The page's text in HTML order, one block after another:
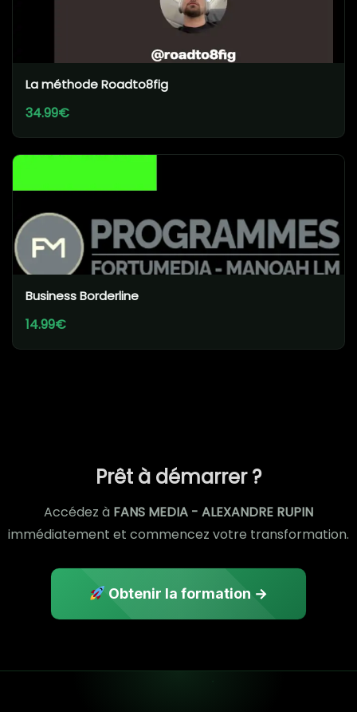
La méthode Roadto8fig
34.99€
Business Borderline
14.99€
Prêt à démarrer ?
Accédez à FANS MEDIA - ALEXANDRE RUPIN
immédiatement et commencez votre transformation.
Obtenir la formation →